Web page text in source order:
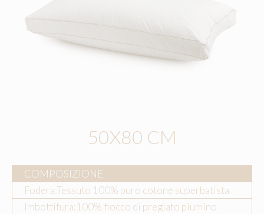
50X80 CM
COMPOSIZIONE
Fodera:Tessuto 100% puro cotone superbatista
Imbottitura:100% fiocco di pregiato piumino